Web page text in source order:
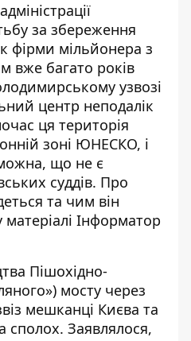
за збереження
фірми мільйонера з
вже багато років
узвозі
центр неподалік
ця територія
зоні ЮНЕСКО, і
що не є
суддів. Про
та чим він
Інформатор
Пішохідно-
мосту через
мешканці Києва та
сполох. Заявлялося,